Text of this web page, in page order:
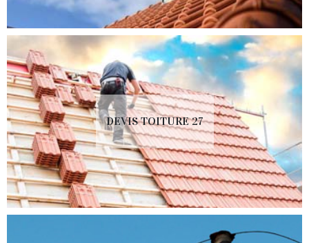
DEVIS TOITURE 27